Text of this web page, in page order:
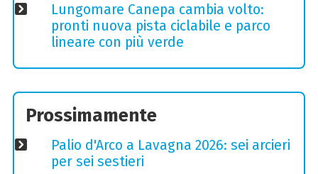
Lungomare Canepa cambia volto:
pronti nuova pista ciclabile e parco
lineare con più verde
Prossimamente
Palio d'Arco a Lavagna 2026: sei arcieri
per sei sestieri